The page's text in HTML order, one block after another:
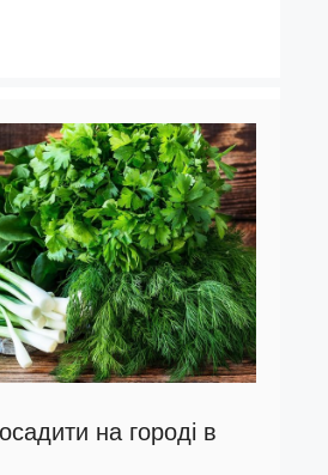
на городі в